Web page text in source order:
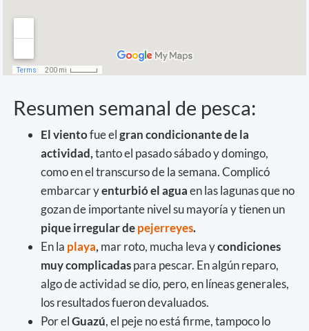
Resumen semanal de pesca:
El vientofue elgran condicionante de la
actividad,tanto el pasado sábado y domingo,
como en el transcurso de la semana. Complicó
embarcar yenturbió el aguaen las lagunas que no
gozan de importante nivel su mayoría y tienen un
pique irregular depejerreyes.
En la playa, mar roto, mucha leva ycondiciones
muy complicadaspara pescar. En algún reparo,
algo de actividad se dio, pero, en líneas generales,
los resultados fueron devaluados.
Por elGuazú, el peje no está firme, tampoco lo